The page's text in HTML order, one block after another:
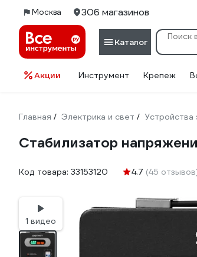
Москва 306 магазинов
Каталог
Акции Инструмент Крепеж
Главная / Электрика и свет / Устройства
Стабилизатор
Код товара: 33153120 4.7 (45
1 видео